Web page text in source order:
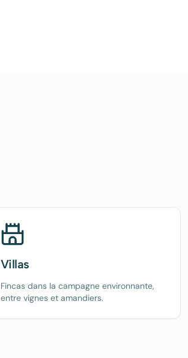
Villas
Fincas dans la campagne environnante,
entre vignes et amandiers.